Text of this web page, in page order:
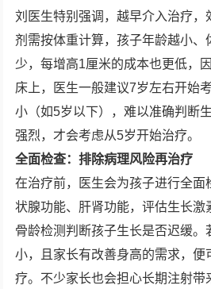
刘医生特别强调，越早介入治疗，
剂需按体重计算，孩子年龄越小、
少，每增高1厘米的成本也更低，
床上，医生一般建议7岁左右开始
小（如5岁以下），难以准确判断
强烈，才会考虑从5岁开始治疗。
全面检查：排除病理风险再治疗
在治疗前，医生会为孩子进行全面
状腺功能、肝肾功能，评估生长激
骨龄检测判断孩子生长是否迟缓。
小，且家长有改善身高的需求，便
疗。不少家长也会担心长期注射带